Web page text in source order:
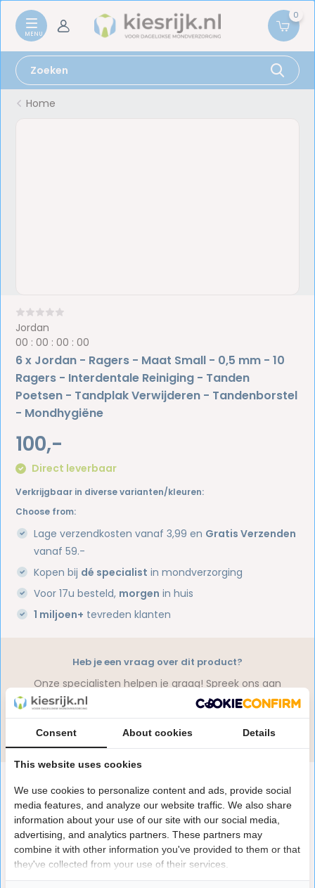
0
Home
Jordan
00 :00 :00 :00
6 x Jordan - Ragers - Maat Small - 0,5 mm - 10
Ragers - Interdentale Reiniging - Tanden
Poetsen - Tandplak Verwijderen - Tandenborstel
- Mondhygiëne
100,-
Direct leverbaar
Verkrijgbaar in diverse varianten/kleuren:
Choose from:
Lage verzendkosten vanaf 3,99 en Gratis Verzenden
vanaf 59.-
Kopen bij dé specialist in mondverzorging
Voor 17u besteld, morgen in huis
1 miljoen+ tevreden klanten
Reviews
Heb je een vraag over dit product?
Onze specialisten helpen je graag! Spreek ons aan
in de chat of stuur een e-mail.
Stuur e-mail
Laatst bekeken producten
Consent About cookies Details
This website uses cookies
We use cookies to personalize content and ads, provide social
media features, and analyze our website traffic. We also share
information about your use of our site with our social media,
advertising, and analytics partners. These partners may
combine it with other information you've provided to them or that
they've collected from your use of their services.